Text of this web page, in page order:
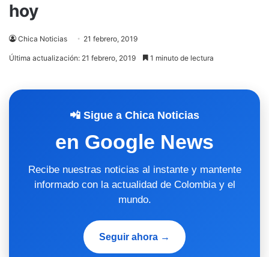
hoy
Chica Noticias 21 febrero, 2019
Última actualización: 21 febrero, 2019 1 minuto de lectura
📲 Sigue a Chica Noticias
en Google News
Recibe nuestras noticias al instante y mantente
informado con la actualidad de Colombia y el
mundo.
Seguir ahora →